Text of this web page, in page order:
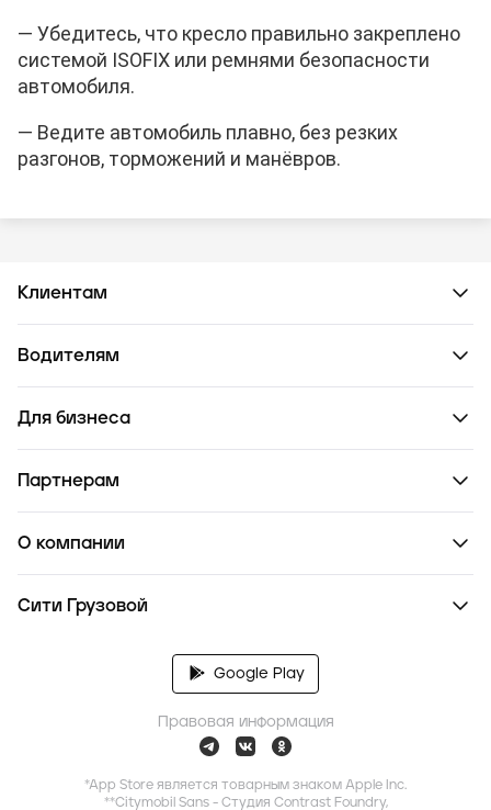
— Убедитесь, что кресло правильно закреплено
системой ISOFIX или ремнями безопасности
автомобиля.
— Ведите автомобиль плавно, без резких
разгонов, торможений и манёвров.
Клиентам
Водителям
Для бизнеса
Партнерам
О компании
Сити Грузовой
Google Play
Правовая информация
*App Store является товарным знаком Apple Inc.
**Citymobil Sans - Студия Contrast Foundry,